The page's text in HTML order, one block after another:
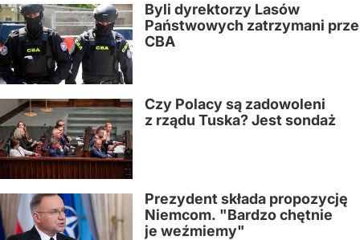
Byli dyrektorzy Lasów
Państwowych zatrzymani
CBA
Czy Polacy są zadowoleni
z rządu Tuska? Jest sondaż
Prezydent składa propozycję
Niemcom. "Bardzo chętnie
je weźmiemy"